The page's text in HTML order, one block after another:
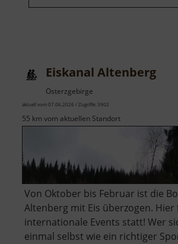
Eiskanal Altenberg
Osterzgebirge
aktuell vom 07.06.2026 / Zugriffe: 3902
55 km vom aktuellen Standort
Von Oktober bis Februar ist die
Altenberg mit Eis überzogen. Hier
internationale Events statt! Wer
einmal selbst wie ein richtiger